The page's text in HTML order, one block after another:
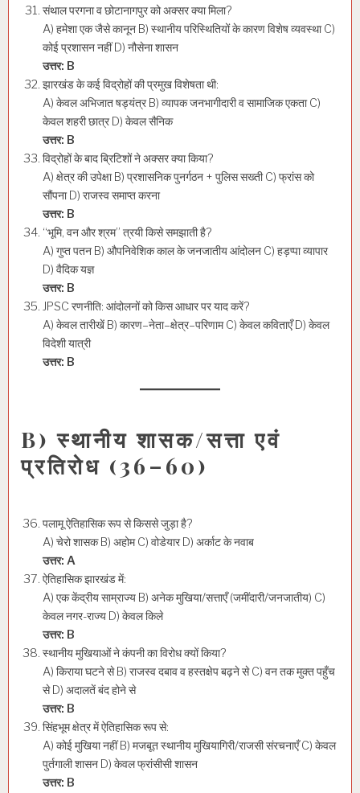
संथाल परगना व छोटानागपुर को अक्सर क्या मिला?
A) हमेशा एक जैसे कानून B) स्थानीय परिस्थितियों के कारण विशेष व्यवस्था C)
कोई प्रशासन नहीं D) नौसेना शासन
उत्तर: B
झारखंड के कई विद्रोहों की प्रमुख विशेषता थी:
A) केवल अभिजात षड्यंत्र B) व्यापक जनभागीदारी व सामाजिक एकता C)
केवल शहरी छात्र D) केवल सैनिक
उत्तर: B
विद्रोहों के बाद ब्रिटिशों ने अक्सर क्या किया?
A) क्षेत्र की उपेक्षा B) प्रशासनिक पुनर्गठन + पुलिस सख्ती C) फ्रांस को
सौंपना D) राजस्व समाप्त करना
उत्तर: B
“भूमि, वन और श्रम” त्रयी किसे समझाती है?
A) गुप्त पतन B) औपनिवेशिक काल के जनजातीय आंदोलन C) हड़प्पा व्यापार
D) वैदिक यज्ञ
उत्तर: B
JPSC रणनीति: आंदोलनों को किस आधार पर याद करें?
A) केवल तारीखें B) कारण–नेता–क्षेत्र–परिणाम C) केवल कविताएँ D) केवल
विदेशी यात्री
उत्तर: B
B) स्थानीय शासक/सत्ता एवं
प्रतिरोध (36–60)
पलामू ऐतिहासिक रूप से किससे जुड़ा है?
A) चेरो शासक B) अहोम C) वोडेयार D) अर्काट के नवाब
उत्तर: A
ऐतिहासिक झारखंड में:
A) एक केंद्रीय साम्राज्य B) अनेक मुखिया/सत्ताएँ (जमींदारी/जनजातीय) C)
केवल नगर-राज्य D) केवल किले
उत्तर: B
स्थानीय मुखियाओं ने कंपनी का विरोध क्यों किया?
A) किराया घटने से B) राजस्व दबाव व हस्तक्षेप बढ़ने से C) वन तक मुक्त पहुँच
से D) अदालतें बंद होने से
उत्तर: B
सिंहभूम क्षेत्र में ऐतिहासिक रूप से:
A) कोई मुखिया नहीं B) मजबूत स्थानीय मुखियागिरी/राजसी संरचनाएँ C) केवल
पुर्तगाली शासन D) केवल फ्रांसीसी शासन
उत्तर: B